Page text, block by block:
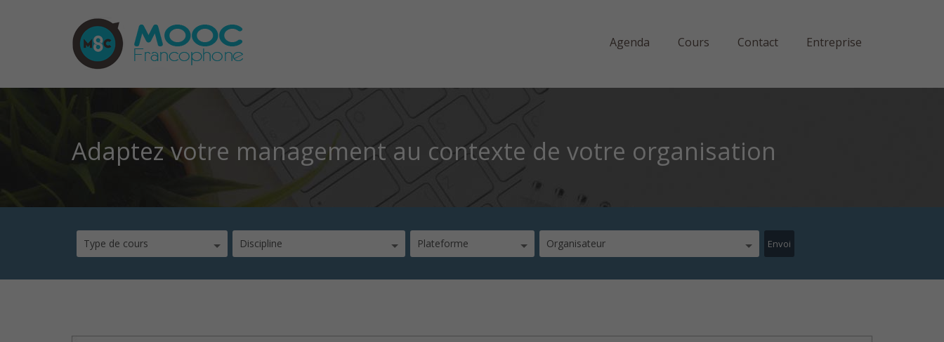
Agenda Cours Contact Entreprise
Adaptez votre management au contexte de votre organisation
Type de cours Discipline Plateforme Organisateur